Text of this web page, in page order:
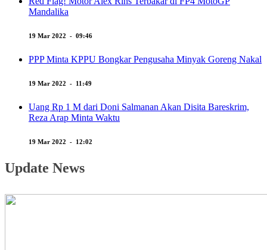
Mandalika
19 Mar 2022 - 09:46
PPP Minta KPPU Bongkar Pengusaha Minyak Goreng Nakal
19 Mar 2022 - 11:49
Uang Rp 1 M dari Doni Salmanan Akan Disita Bareskrim,
Reza Arap Minta Waktu
19 Mar 2022 - 12:02
Update News